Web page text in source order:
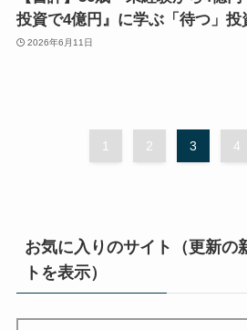
投資で4億円』に学ぶ「待つ」投
2026年6月11日
1 2 3 4
お気に入りのサイト（更新の
トを表示）